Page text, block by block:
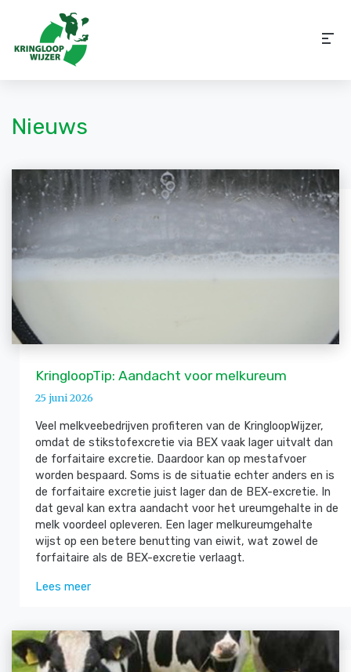
Nieuws
KringloopTip: Aandacht voor melkureum
25 juni 2026
Veel melkveebedrijven profiteren van de KringloopWijzer,
omdat de stikstofexcretie via BEX vaak lager uitvalt dan
de forfaitaire excretie. Daardoor kan op mestafvoer
worden bespaard. Soms is de situatie echter anders en is
de forfaitaire excretie juist lager dan de BEX-excretie. In
dat geval kan extra aandacht voor het ureumgehalte in de
melk voordeel opleveren. Een lager melkureumgehalte
wijst op een betere benutting van eiwit, wat zowel de
forfaitaire als de BEX-excretie verlaagt.
Lees meer